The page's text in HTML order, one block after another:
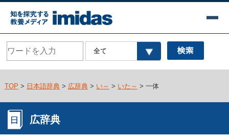
TOP > 日本語辞典> 広辞典> い～ > いた～ > 一体
広辞典